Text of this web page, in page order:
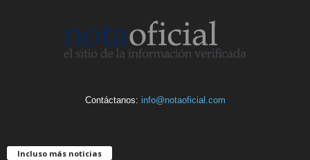
Contáctanos: info@notaoficial.com
Incluso más noticias